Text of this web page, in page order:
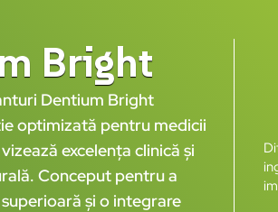
Bright
Dentium Bright
optimizată pentru medicii
excelența clinică și
Conceput pentru a
și o integrare